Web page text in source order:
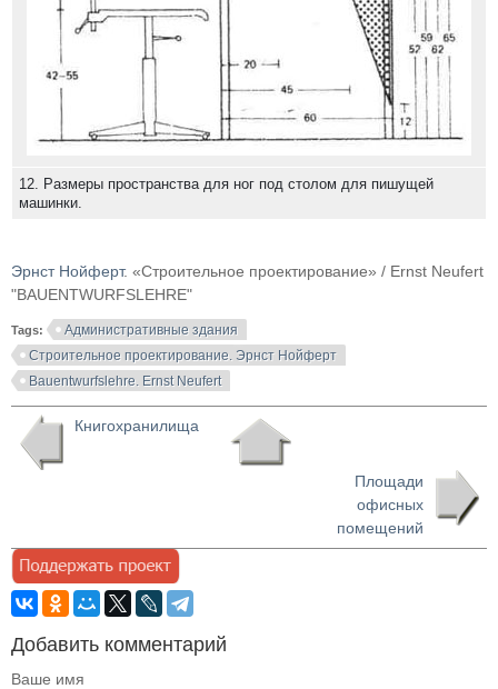
12. Размеры пространства для ног под столом для пишущей
машинки.
Эрнст Нойферт. «Строительное проектирование» / Ernst Neufert
"BAUENTWURFSLEHRE"
Tags:
Административные здания
Строительное проектирование. Эрнст Нойферт
Bauentwurfslehre. Ernst Neufert
Книгохранилища
Площади
офисных
помещений
Добавить комментарий
Ваше имя